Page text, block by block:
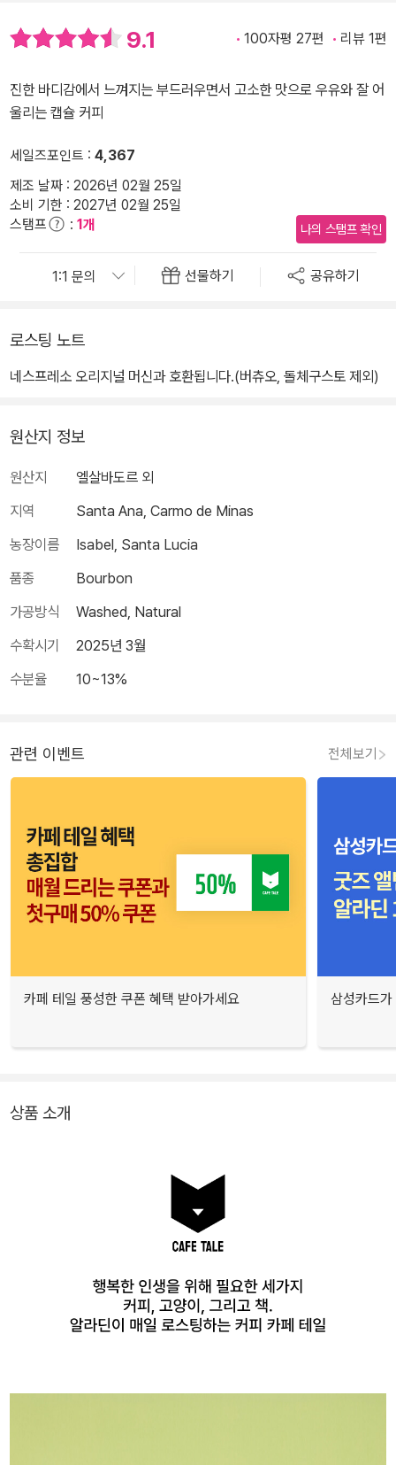
9.1 100자평 27편 리뷰 1편
진한 바디감에서 느껴지는 부드러우면서 고소한 맛으로 우유와 잘 어
울리는 캡슐 커피
세일즈포인트 : 4,367
제조 날짜 : 2026년 02월 25일
소비 기한 : 2027년 02월 25일
스탬프
: 1개 나의 스탬프 확인
선물하기 공유하기
로스팅 노트
네스프레소 오리지널 머신과 호환됩니다.(버츄오, 돌체구스토 제외)
원산지 정보
원산지
엘살바도르 외
지역
Santa Ana, Carmo de Minas
농장이름
Isabel, Santa Lucia
품종
Bourbon
가공방식
Washed, Natural
수확시기
2025년 3월
수분율
10~13%
관련 이벤트 전체보기
카페 테일 풍성한 쿠폰 혜택 받아가세요 삼성카드
상품 소개